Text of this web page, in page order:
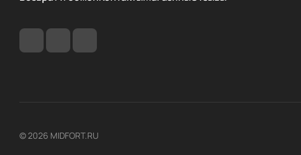
© 2026 MIDFORT.RU